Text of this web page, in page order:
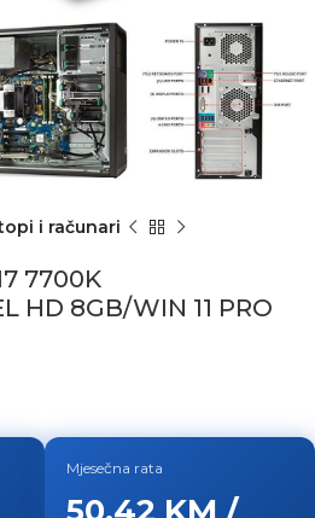
i računari
7700K
HD 8GB/WIN 11 PRO
Mjesečna rata